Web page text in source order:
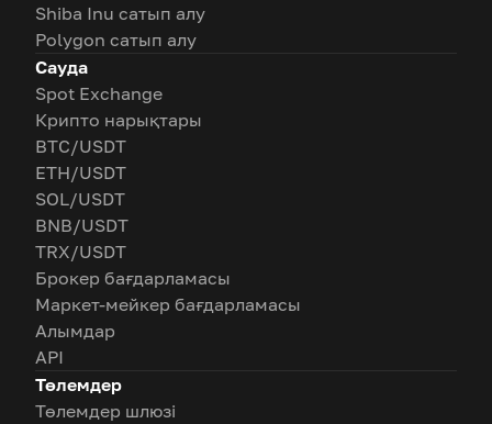
Shiba Inu сатып алу
Polygon сатып алу
Сауда
Spot Exchange
Крипто нарықтары
BTC/USDT
ETH/USDT
SOL/USDT
BNB/USDT
TRX/USDT
Брокер бағдарламасы
Маркет-мейкер бағдарламасы
Алымдар
API
Төлемдер
Төлемдер шлюзі